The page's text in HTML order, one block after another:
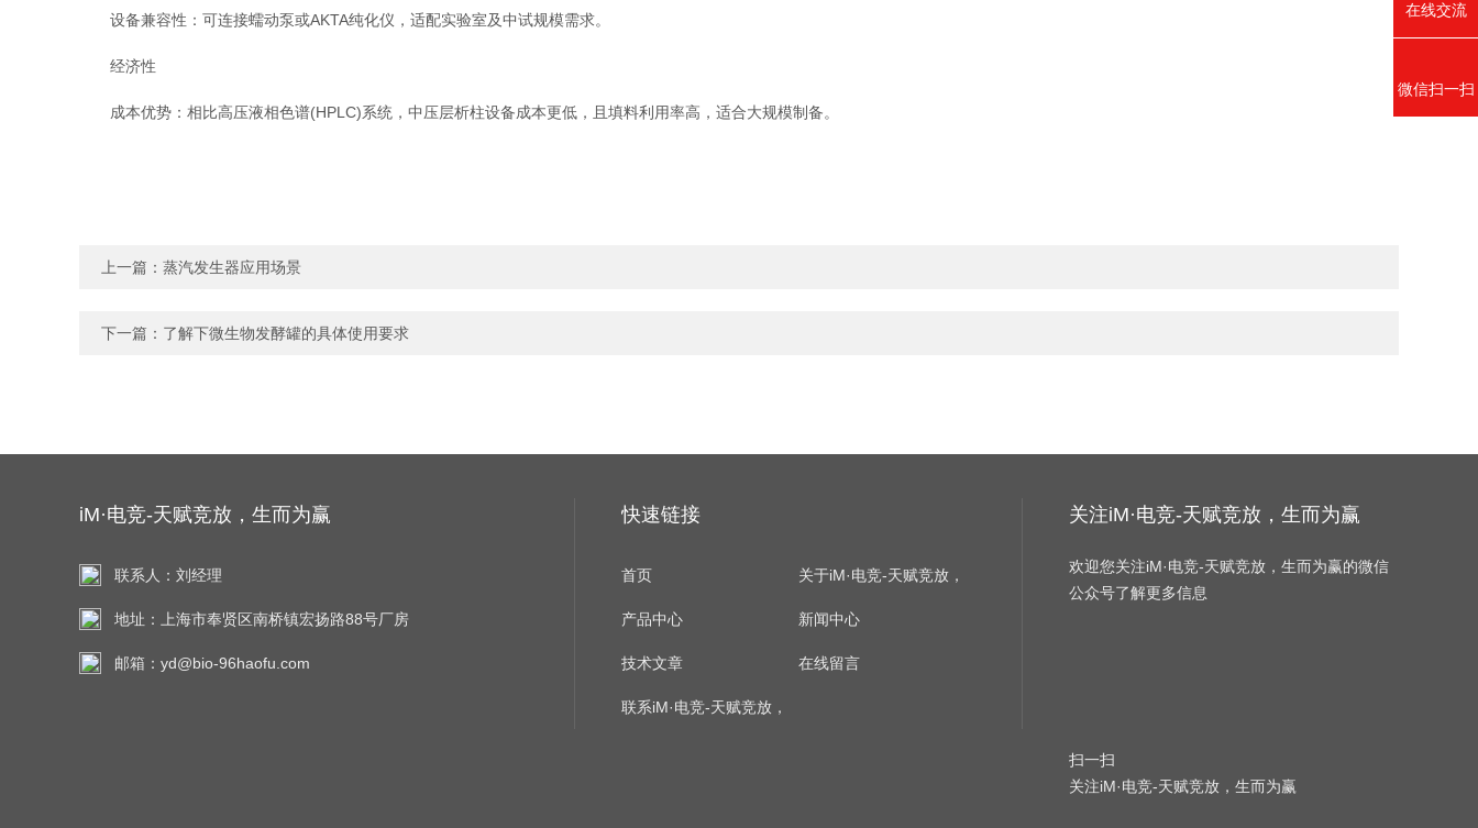
设备兼容性：可连接蠕动泵或AKTA纯化仪，适配实验室及中试规模需求。
经济性
成本优势：相比高压液相色谱(HPLC)系统，中压层析柱设备成本更低，且填料利用率高，适合大规模制备。
上一篇： 蒸汽发生器应用场景
下一篇： 了解下微生物发酵罐的具体使用要求
iM·电竞-天赋竞放，生而为赢
联系人：刘经理
地址：上海市奉贤区南桥镇宏扬路88号厂房
邮箱：yd@bio-96haofu.com
快速链接
首页 关于iM·电竞-天赋竞放，
生而为赢
产品中心 新闻中心
技术文章 在线留言
联系iM·电竞-天赋竞放，
关注iM·电竞-天赋竞放，生而为赢
欢迎您关注iM·电竞-天赋竞放，生而为赢的微信
公众号了解更多信息
扫一扫
关注iM·电竞-天赋竞放，生而为赢
在线交流
微信扫一扫